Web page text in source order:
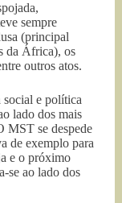
sempre
(principal
da África), os
outros atos.
social e política
lado dos mais
MST se despede
de exemplo para
e o próximo
se ao lado dos